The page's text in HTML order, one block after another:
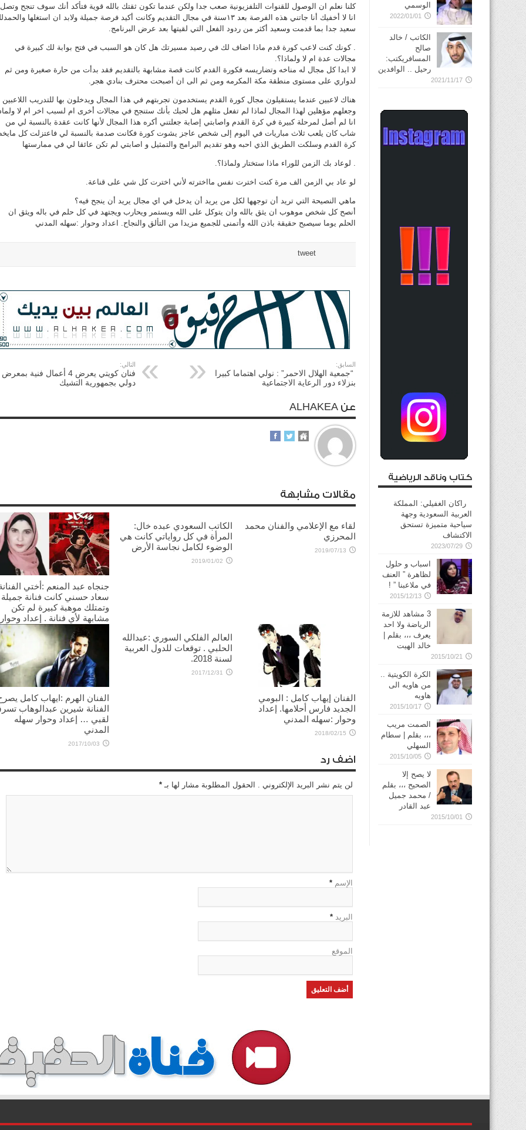
كلنا نعلم ان الوصول للقنوات التلفزيونية صعب جدا ولكن عندما تكون ثقتك بالله قوية فتأكد أنك سوف تنجح وتصل
انا لا أخفيك أنا جاتني هذه الفرصة بعد ١٣سنة في مجال التقديم وكانت أكيد فرصة جميلة ولابد ان استغلها
سعيد جدا بما قدمت وسعيد أكثر من ردود الفعل التي لقيتها بعد عرض البرنامج.
. كونك كنت لاعب كورة قدم ماذا اضاف لك في رصيد مسيرتك هل كان هو السبب في فتح بوابة لك كبيرة في
مجالات عدة ام لا ولماذا؟.
لا ابدا كل مجال له مناخه وتضاريسه فكورة القدم كانت قصة مشابهة بالتقديم فقد بدأت من حارة صغيرة ومن ثم
لدواري على مستوى منطقة مكة المكرمه ومن ثم الى ان أصبحت محترف بنادي هجر.
هناك لاعبين عندما يستقيلون مجال كورة القدم يستخدمون تجربتهم في هذا المجال ويدخلون بها للتدريب اللاعبين
وجعلهم مؤهلين لهذا المجال لماذا لم تفعل مثلهم هل لحبك بأنك ستنجح في مجالات أخرى ام لسبب اخر ام لا
انا لم أصل لمرحلة كبيرة في كرة القدم واصابتي إصابة جعلتني أكره هذا المجال لأنها كانت عقدة بالنسبة لي من
شاب كان يلعب ثلاث مباريات في اليوم إلى شخص عاجز يشوت كورة فكانت صدمة بالنسبة لي فاعتزلت كل
كرة القدم وسلكت الطريق الذي احبه وهو تقديم البرامج والتمثيل و اصابتي لم تكن عائقا لي في ممارستها
. لوعاد بك الزمن للوراء ماذا ستختار ولماذا؟.
لو عاد بي الزمن الف مرة كنت اخترت نفس مااخترته لأني اخترت كل شي على قناعة.
ماهي النصيحة التي تريد أن توجهها لكل من يريد أن يدخل في اي مجال يريد أن ينجح فيه؟
أنصح كل شخص موهوب ان يثق بالله وان يتوكل على الله ويستمر ويحارب ويجتهد في كل حلم في باله ويثق ان
الحلم يوما سيصبح حقيقة باذن الله وأتمنى للجميع مزيدا من التألق والنجاح. اعداد وحوار :سهله المدني
tweet
السابق:
‬ “جمعية الهلال الاحمر” : نولي اهتماما كبيرا
بنزلاء دور الرعاية الاجتماعية
التالي:
فنان كويتي يعرض 4 أعمال فنية بمعرض
دولي بجمهورية التشيك
عن ALHAKEA
مقالات مشابهة
لقاء مع الإعلامي والفنان محمد
المحرزي
2019/07/13
الكاتب السعودي عبده خال:
المرأة في كل رواياتي كانت هي
الوضوء لكامل نجاسة الأرض
2019/01/02
جنجاه عبد المنعم :أختي
سعاد حسني كانت فنانة جميلة
وتمتلك موهبة كبيرة لم تكن
مشابهة لأي فنانة . إعداد وحوار
2018/07/21
الفنان إيهاب كامل : البومي
الجديد فارس أحلامها. إعداد
وحوار :سهله المدني
2018/02/15
العالم الفلكي السوري :عبدالله
الحلبي . توقعات للدول العربية
لسنة 2018.
2017/12/31
الفنان الهرم :ايهاب كامل
الفنانة شيرين عبدالوهاب
لقبي … إعداد وحوار سهله
المدني
2017/10/03
اضف رد
لن يتم نشر البريد الإلكتروني . الحقول المطلوبة مشار لها بـ *
الإسم *
البريد *
الموقع
الوسمي
2022/01/01
الكاتب / خالد
صالح
المسافريكتب:
رحيل .. الوافدين
2021/11/17
كتاب وناقد الرياضية
راكان الغفيلي: المملكة
العربية السعودية وجهة
سياحية متميزة تستحق
الاكتشاف
2023/07/29
اسباب و حلول
لظاهرة ” العنف
في ملاعبنا ” !
2015/12/13
3 مشاهد للازمة
الرياضة ولا احد
يعرف ،،، بقلم |
خالد الهيت
2015/10/21
الكرة الكويتية ..
من هاويه الى
هاويه
2015/10/17
الصمت مريب
،،، بقلم | سطام
السهلي
2015/10/05
لا يصح إلا
الصحيح ،،، بقلم
/ محمد جميل
عبد القادر
2015/10/01